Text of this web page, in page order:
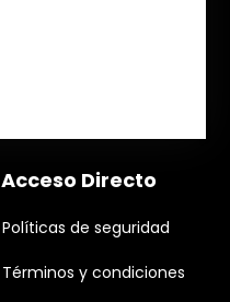
Acceso Directo
Políticas de seguridad
Términos y condiciones